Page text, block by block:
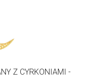
Z CYRKONIAMI -